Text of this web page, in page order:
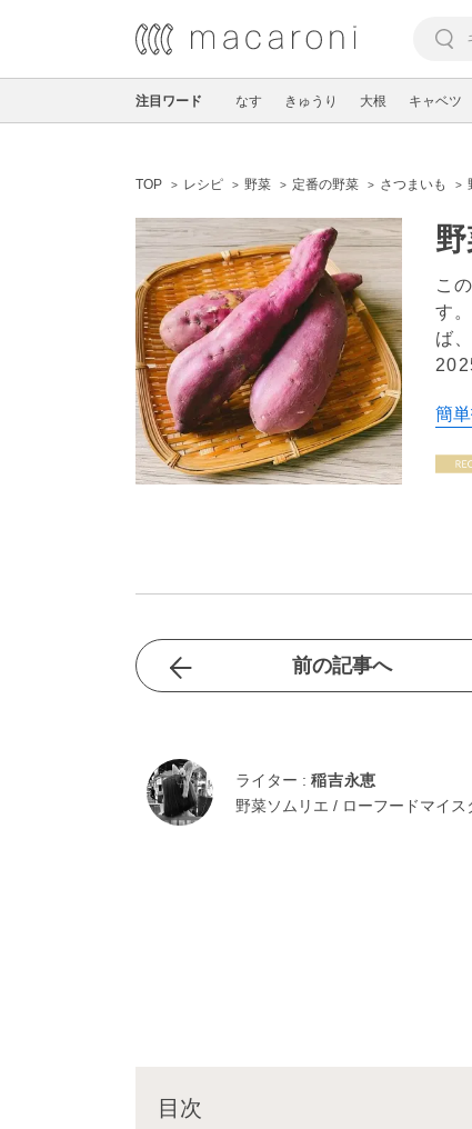
注目ワード なす きゅうり 大根 キャベツ
TOP レシピ 野菜 定番の野菜 さつまいも
こ
す
ば
簡
前の記事へ
ライター : 稲吉永恵
野菜ソムリエ / ローフードマイ
目次